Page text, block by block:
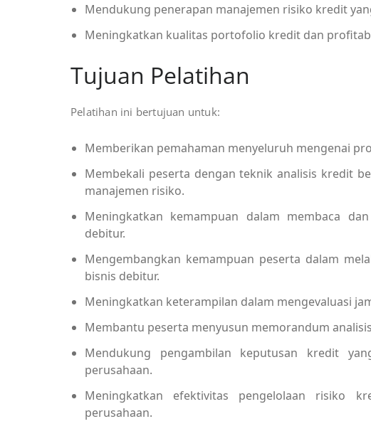
Mendukung penerapan manajemen risiko kredit
Meningkatkan kualitas portofolio kredit dan
Tujuan Pelatihan
Pelatihan ini bertujuan untuk:
Memberikan pemahaman menyeluruh mengenai
Membekali peserta dengan teknik analisis kredit
manajemen risiko.
Meningkatkan kemampuan dalam membaca
debitur.
Mengembangkan kemampuan peserta dalam
bisnis debitur.
Meningkatkan keterampilan dalam mengevaluasi
Membantu peserta menyusun memorandum
Mendukung pengambilan keputusan kredit
perusahaan.
Meningkatkan efektivitas pengelolaan risiko
perusahaan.